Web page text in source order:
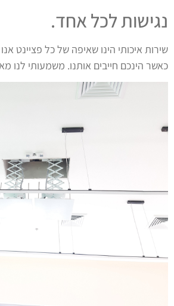
נגישות לכל אחד.
שירות איכותי הינו שאיפה של כל
כאשר הינכם חייבים אותנו. משמעותי